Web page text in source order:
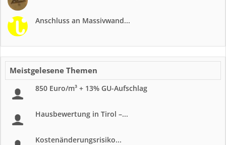
Anschluss an Massivwand...
Meistgelesene Themen
850 Euro/m³ + 13% GU-Aufschlag
Hausbewertung in Tirol –...
Kostenänderungsrisiko...